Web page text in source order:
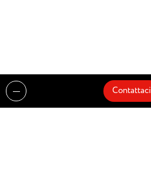
Contattaci